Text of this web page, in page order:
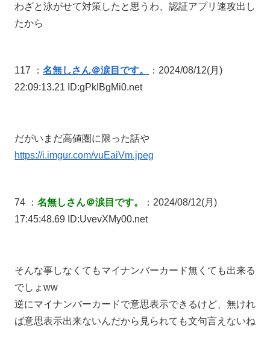
わざと泳がせて対策したと思うわ、認証アプリ速攻出し
たから
117 ： 名無しさん＠涙目です。
：2024/08/12(月)
22:09:13.21 ID:gPkIBgMi0.net
だがいまだ高値圏に限った話や
https://i.imgur.com/vuEaiVm.jpeg
74 ： 名無しさん＠涙目です。
：2024/08/12(月)
17:45:48.69 ID:UvevXMy00.net
そんな事しなくてもマイナンバーカード無くても出来る
でしょww
逆にマイナンバーカードで意思表示できるけど、無けれ
ば意思表示出来ないんだから見られても文句言えないね